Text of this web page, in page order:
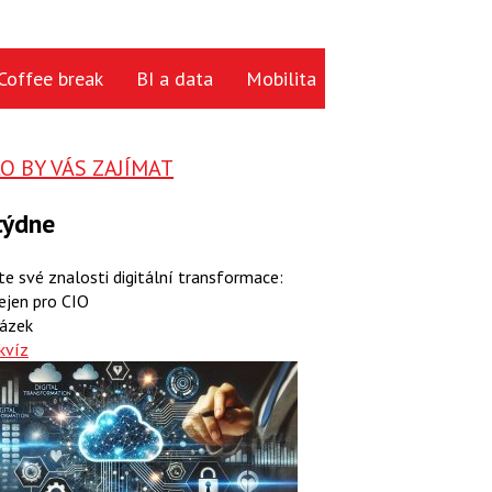
break BI a data Mobilita
BY VÁS ZAJÍMAT
své znalosti digitální transformace:
pro CIO